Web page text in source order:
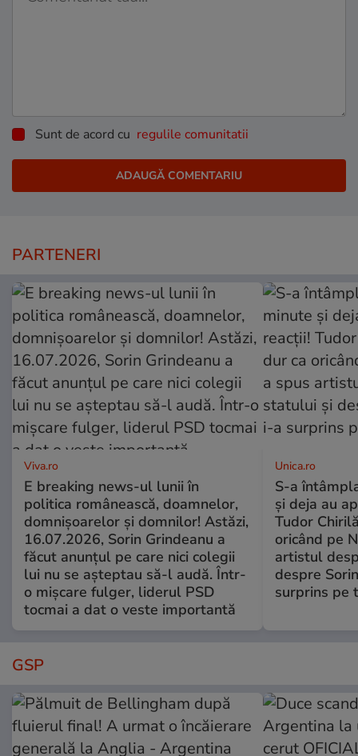
Sunt de acord cu regulile comunitatii
PARTENERI
Viva.ro
E breaking news-ul lunii în
politica românească, doamnelor,
domnișoarelor și domnilor! Astăzi,
16.07.2026, Sorin Grindeanu a
făcut anunțul pe care nici colegii
lui nu se așteptau să-l audă. Într-
o mișcare fulger, liderul PSD
tocmai a dat o veste importantă
Unica.ro
S-a
și deja au
Tudor
oricând pe
artistul
despre
surprins pe
GSP